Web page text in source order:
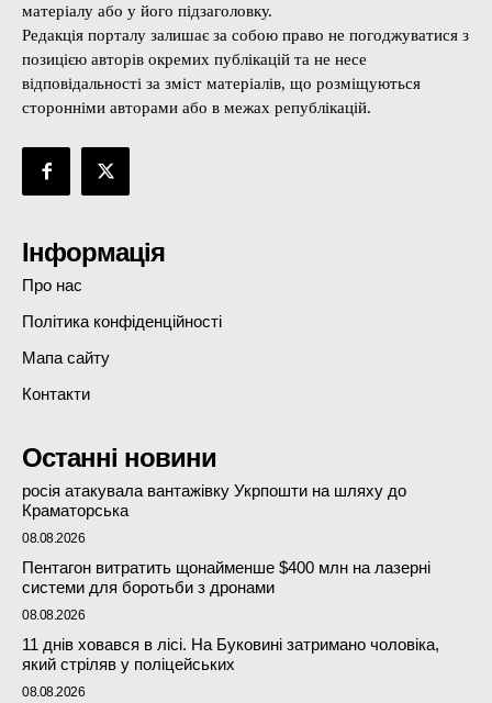
матеріалу або у його підзаголовку.
Редакція порталу залишає за собою право не погоджуватися з
позицією авторів окремих публікацій та не несе
відповідальності за зміст матеріалів, що розміщуються
сторонніми авторами або в межах републікацій.
Інформація
Про нас
Політика конфіденційності
Мапа сайту
Контакти
Останні новини
росія атакувала вантажівку Укрпошти на шляху до
Краматорська
08.08.2026
Пентагон витратить щонайменше $400 млн на лазерні
системи для боротьби з дронами
08.08.2026
11 днів ховався в лісі. На Буковині затримано чоловіка,
який стріляв у поліцейських
08.08.2026